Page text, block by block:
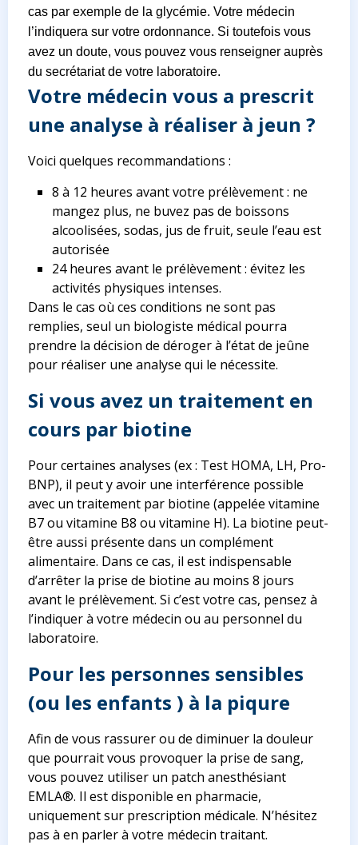
cas par exemple de la glycémie. Votre médecin
l’indiquera sur votre ordonnance. Si toutefois vous
avez un doute, vous pouvez vous renseigner auprès
du secrétariat de votre laboratoire.
Votre médecin vous a prescrit
une analyse à réaliser à jeun ?
Voici quelques recommandations :
8 à 12 heures avant votre prélèvement : ne
mangez plus, ne buvez pas de boissons
alcoolisées, sodas, jus de fruit, seule l’eau est
autorisée
24 heures avant le prélèvement : évitez les
activités physiques intenses.
Dans le cas où ces conditions ne sont pas
remplies, seul un biologiste médical pourra
prendre la décision de déroger à l’état de jeûne
pour réaliser une analyse qui le nécessite.
Si vous avez un traitement en
cours par biotine
Pour certaines analyses (ex : Test HOMA, LH, Pro-
BNP), il peut y avoir une interférence possible
avec un traitement par biotine (appelée vitamine
B7 ou vitamine B8 ou vitamine H). La biotine peut-
être aussi présente dans un complément
alimentaire. Dans ce cas, il est indispensable
d’arrêter la prise de biotine au moins 8 jours
avant le prélèvement. Si c’est votre cas, pensez à
l’indiquer à votre médecin ou au personnel du
laboratoire.
Pour les personnes sensibles
(ou les enfants ) à la piqure
Afin de vous rassurer ou de diminuer la douleur
que pourrait vous provoquer la prise de sang,
vous pouvez utiliser un patch anesthésiant
EMLA®. Il est disponible en pharmacie,
uniquement sur prescription médicale. N’hésitez
pas à en parler à votre médecin traitant.